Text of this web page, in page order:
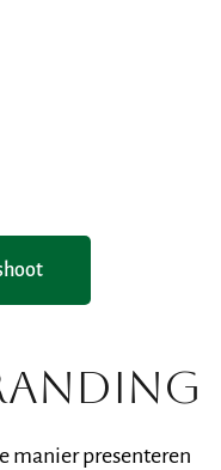
manier presenteren